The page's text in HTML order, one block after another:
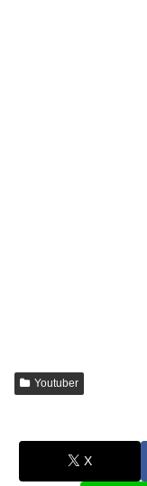
Youtuber
X